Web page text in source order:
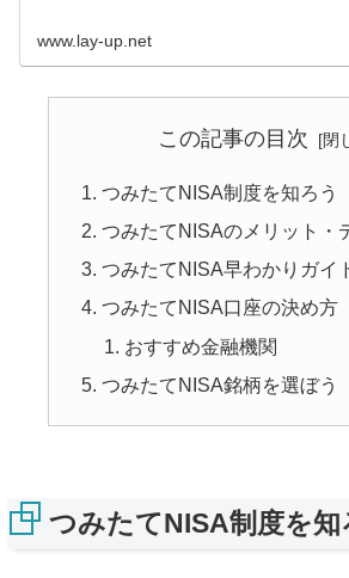
www.lay-up.net
この記事の目次
つみたてNISA制度を知ろう
つみたてNISAのメリット・
つみたてNISA早わかりガイ
つみたてNISA口座の決め方
おすすめ金融機関
つみたてNISA銘柄を選ぼう
つみたてNISA制度を知